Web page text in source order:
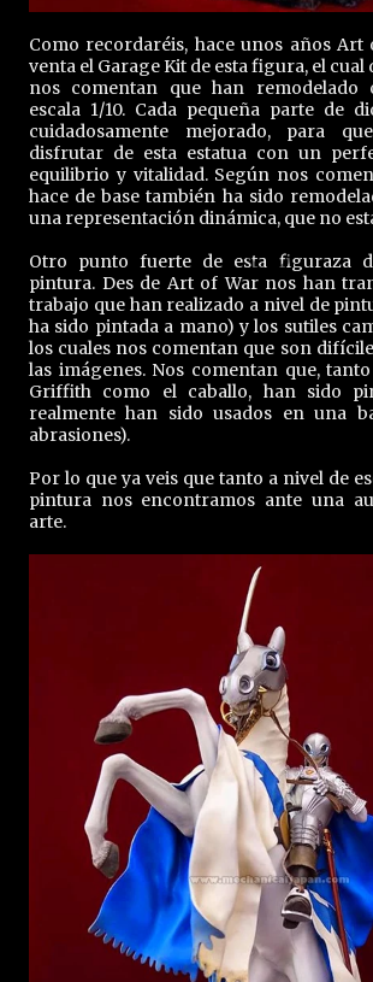
Como recordaréis, hace unos años Art
venta el Garage Kit de esta figura, el cual
nos comentan que han remodelado
escala 1/10. Cada pequeña parte de
cuidadosamente mejorado, para
disfrutar de esta estatua con un
equilibrio y vitalidad. Según nos
hace de base también ha sido
una representación dinámica, que no
Otro punto fuerte de esta figuraza
pintura. Des de Art of War nos han
trabajo que han realizado a nivel de
ha sido pintada a mano) y los sutiles
los cuales nos comentan que son
las imágenes. Nos comentan que,
Griffith como el caballo, han sido
realmente han sido usados en una
abrasiones).
Por lo que ya veis que tanto a nivel de
pintura nos encontramos ante una
arte.